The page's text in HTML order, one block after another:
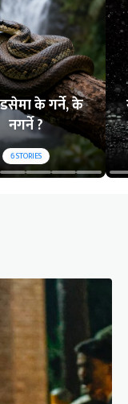
के गर्ने, के
नगर्ने ?
6STORIES